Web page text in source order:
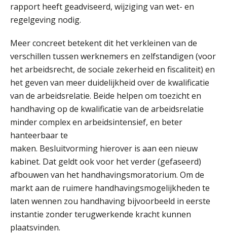
rapport heeft geadviseerd, wijziging van wet- en
regelgeving nodig.
Meer concreet betekent dit het verkleinen van de
verschillen tussen werknemers en zelfstandigen (voor
het arbeidsrecht, de sociale zekerheid en fiscaliteit) en
het geven van meer duidelijkheid over de kwalificatie
van de arbeidsrelatie. Beide helpen om toezicht en
handhaving op de kwalificatie van de arbeidsrelatie
minder complex en arbeidsintensief, en beter
hanteerbaar te
maken. Besluitvorming hierover is aan een nieuw
kabinet. Dat geldt ook voor het verder (gefaseerd)
afbouwen van het handhavingsmoratorium. Om de
markt aan de ruimere handhavingsmogelijkheden te
laten wennen zou handhaving bijvoorbeeld in eerste
instantie zonder terugwerkende kracht kunnen
plaatsvinden.
AUG
Summercourse Werkkostenregeling
MOCuitgevers
25
AUG
Online Opleiding Praktijkdiploma Loonadministratie (PDL)
MOCuitgevers
25
AUG
Summercourse Internationaal/grensoverschrijdend werken
MOCuitgevers
26
AUG
Opfriscursus PDL (NIRPA PE)
Markus Verbeek Praehep
26
AUG
Summercourse Impact en invloed van AI op de salarisverwerking (basis)
MOCuitgevers
27
AUG
Summercourse Impact en invloed van AI op de salarisverwerking (verdieping)